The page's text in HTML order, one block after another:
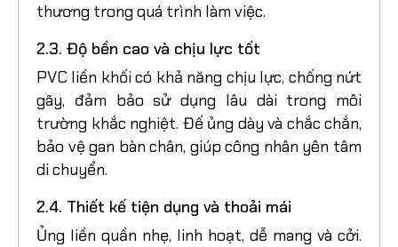
thương trong quá trình làm việc.
2.3. Độ bền cao và chịu lực tốt
PVC liền khối có khả năng chịu lực, chống nứt
gãy, đảm bảo sử dụng lâu dài trong môi
trường khắc nghiệt. Đế ủng dày và chắc chắn,
bảo vệ gan bàn chân, giúp công nhân yên tâm
di chuyển.
2.4. Thiết kế tiện dụng và thoải mái
Ủng liền quần nhẹ, linh hoạt, dễ mang và cởi.